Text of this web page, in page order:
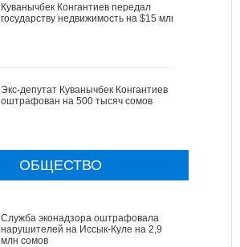
Куванычбек Конгантиев передал
государству недвижимость на $15 млн
Экс-депутат Куванычбек Конгантиев
оштрафован на 500 тысяч сомов
ОБЩЕСТВО
Служба эконадзора оштрафовала
нарушителей на Иссык-Куле на 2,9
млн сомов